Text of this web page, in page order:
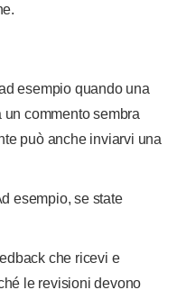
esempio quando una
commento sembra
può anche inviarvi una
esempio, se state
che ricevi e
le revisioni devono